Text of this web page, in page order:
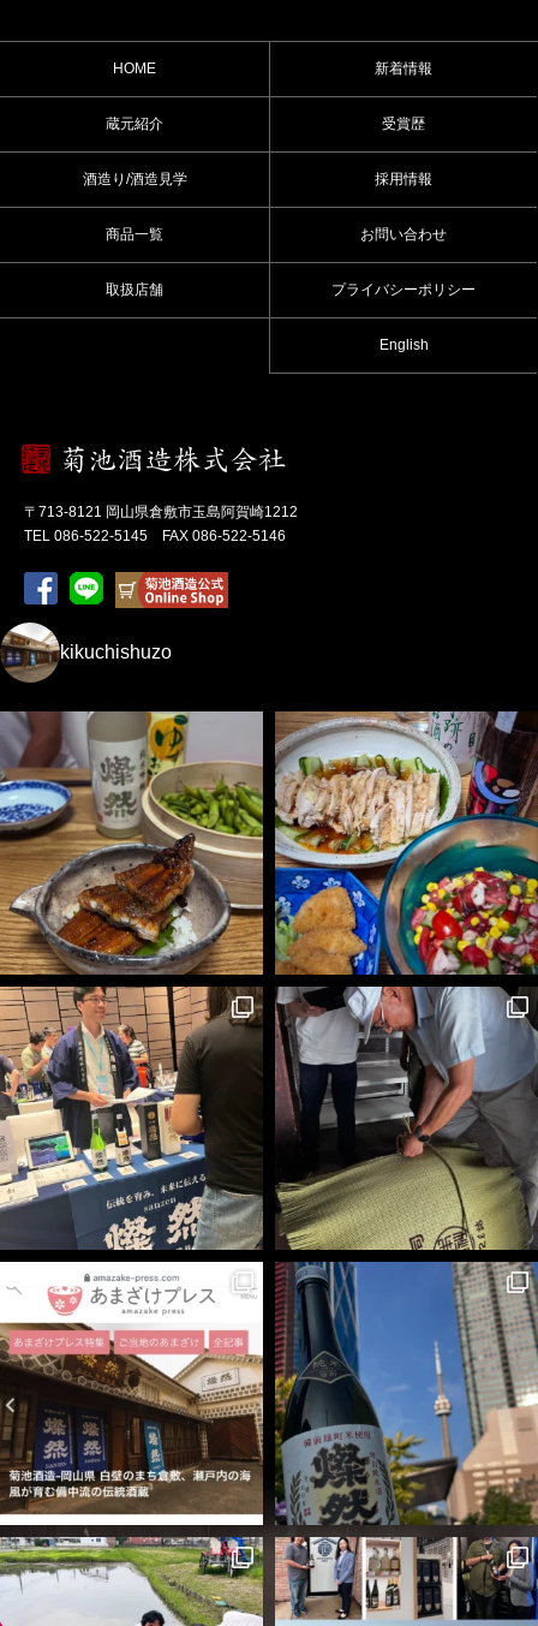
HOME
蔵元紹介
酒造り/酒造見学
商品一覧
取扱店舗
新着情報
受賞歴
採用情報
お問い合わせ
プライバシーポリシー
English
〒713-8121 岡山県倉敷市玉島阿賀崎1212
TEL 086-522-5145 FAX 086-522-5146
kikuchishuzo